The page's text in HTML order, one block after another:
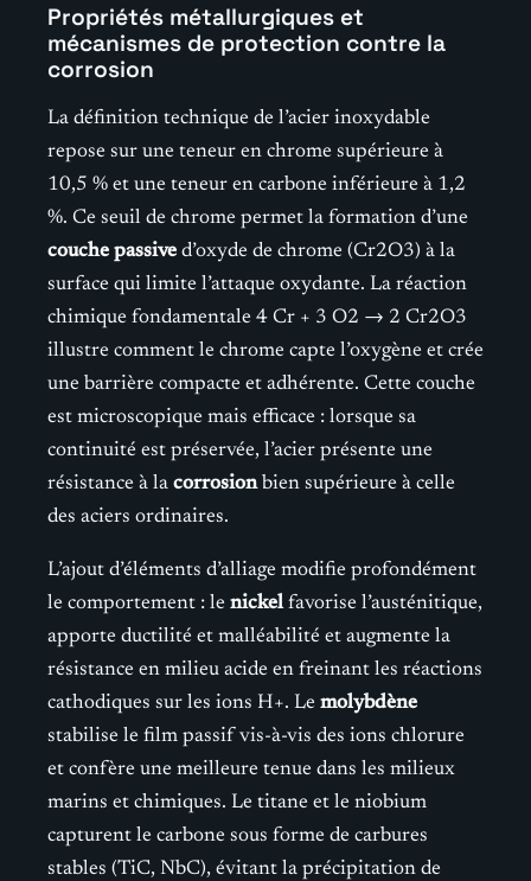
Propriétés métallurgiques et
mécanismes de protection contre la
corrosion
La définition technique de l’acier inoxydable
repose sur une teneur en chrome supérieure à
10,5 % et une teneur en carbone inférieure à 1,2
%. Ce seuil de chrome permet la formation d’une
couche passive d’oxyde de chrome (Cr2O3) à la
surface qui limite l’attaque oxydante. La réaction
chimique fondamentale 4 Cr + 3 O2 → 2 Cr2O3
illustre comment le chrome capte l’oxygène et crée
une barrière compacte et adhérente. Cette couche
est microscopique mais efficace : lorsque sa
continuité est préservée, l’acier présente une
résistance à la corrosionbien supérieure à celle
des aciers ordinaires.
L’ajout d’éléments d’alliage modifie profondément
le comportement : le nickelfavorise l’austénitique,
apporte ductilité et malléabilité et augmente la
résistance en milieu acide en freinant les réactions
cathodiques sur les ions H+. Le molybdène
stabilise le film passif vis-à-vis des ions chlorure
et confère une meilleure tenue dans les milieux
marins et chimiques. Le titane et le niobium
capturent le carbone sous forme de carbures
stables (TiC, NbC), évitant la précipitation de